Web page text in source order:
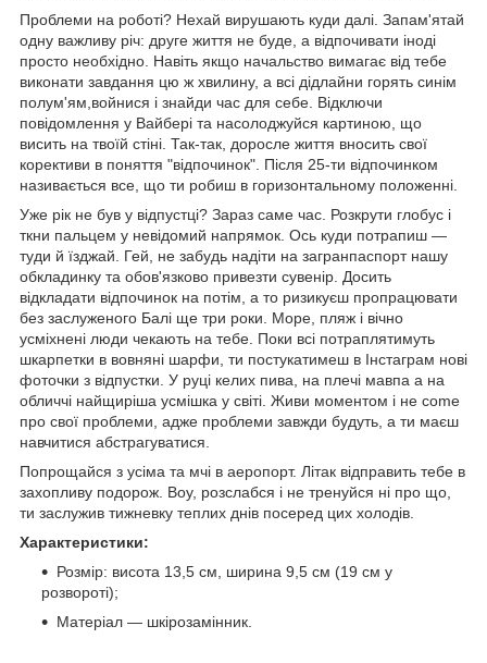
Проблеми на роботі? Нехай вирушають куди далі. Запам'ятай
одну важливу річ: друге життя не буде, а відпочивати іноді
просто необхідно. Навіть якщо начальство вимагає від тебе
виконати завдання цю ж хвилину, а всі дідлайни горять синім
полум'ям,войнися і знайди час для себе. Відключи
повідомлення у Вайбері та насолоджуйся картиною, що
висить на твоїй стіні. Так-так, доросле життя вносить свої
корективи в поняття "відпочинок". Після 25-ти відпочинком
називається все, що ти робиш в горизонтальному положенні.
Уже рік не був у відпустці? Зараз саме час. Розкрути глобус і
ткни пальцем у невідомий напрямок. Ось куди потрапиш —
туди й їзджай. Гей, не забудь надіти на загранпаспорт нашу
обкладинку та обов'язково привезти сувенір. Досить
відкладати відпочинок на потім, а то ризикуєш пропрацювати
без заслуженого Балі ще три роки. Море, пляж і вічно
усміхнені люди чекають на тебе. Поки всі потраплятимуть
шкарпетки в вовняні шарфи, ти постукатимеш в Інстаграм нові
фоточки з відпустки. У руці келих пива, на плечі мавпа а на
обличчі найщиріша усмішка у світі. Живи моментом і не come
про свої проблеми, адже проблеми завжди будуть, а ти маєш
навчитися абстрагуватися.
Попрощайся з усіма та мчі в аеропорт. Літак відправить тебе в
захопливу подорож. Воу, розслабся і не тренуйся ні про що,
ти заслужив тижневку теплих днів посеред цих холодів.
Характеристики:
Розмір: висота 13,5 см, ширина 9,5 см (19 см у
розвороті);
Матеріал — шкірозамінник.